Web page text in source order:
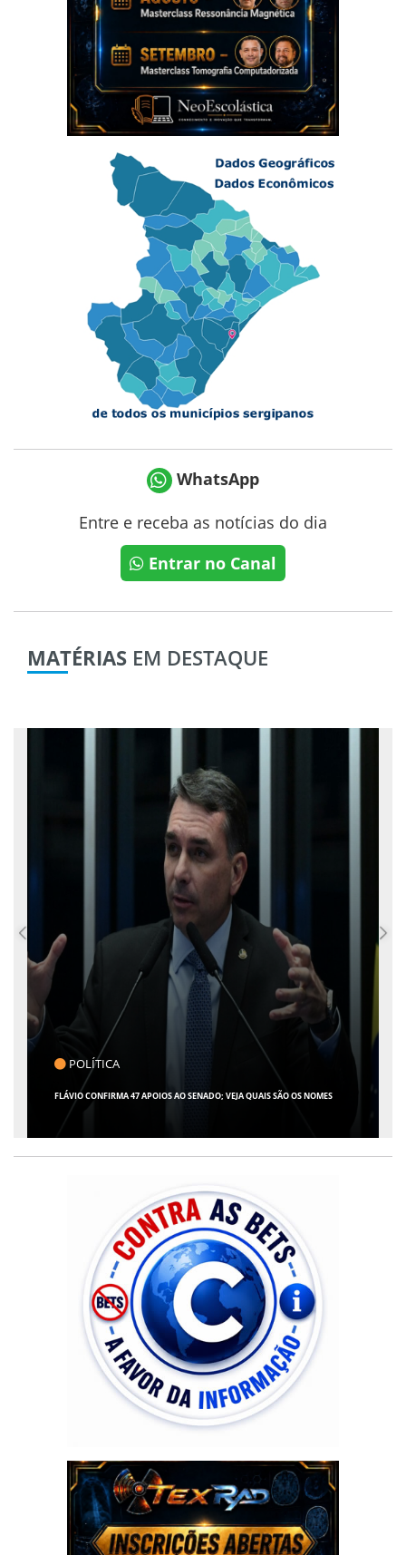
WhatsApp
Entre e receba as notícias do dia
Entrar no Canal
MATÉRIAS EM DESTAQUE
POLÍTICA
FLÁVIO CONFIRMA 47 APOIOS AO SENADO; VEJA QUAIS SÃO OS NOMES